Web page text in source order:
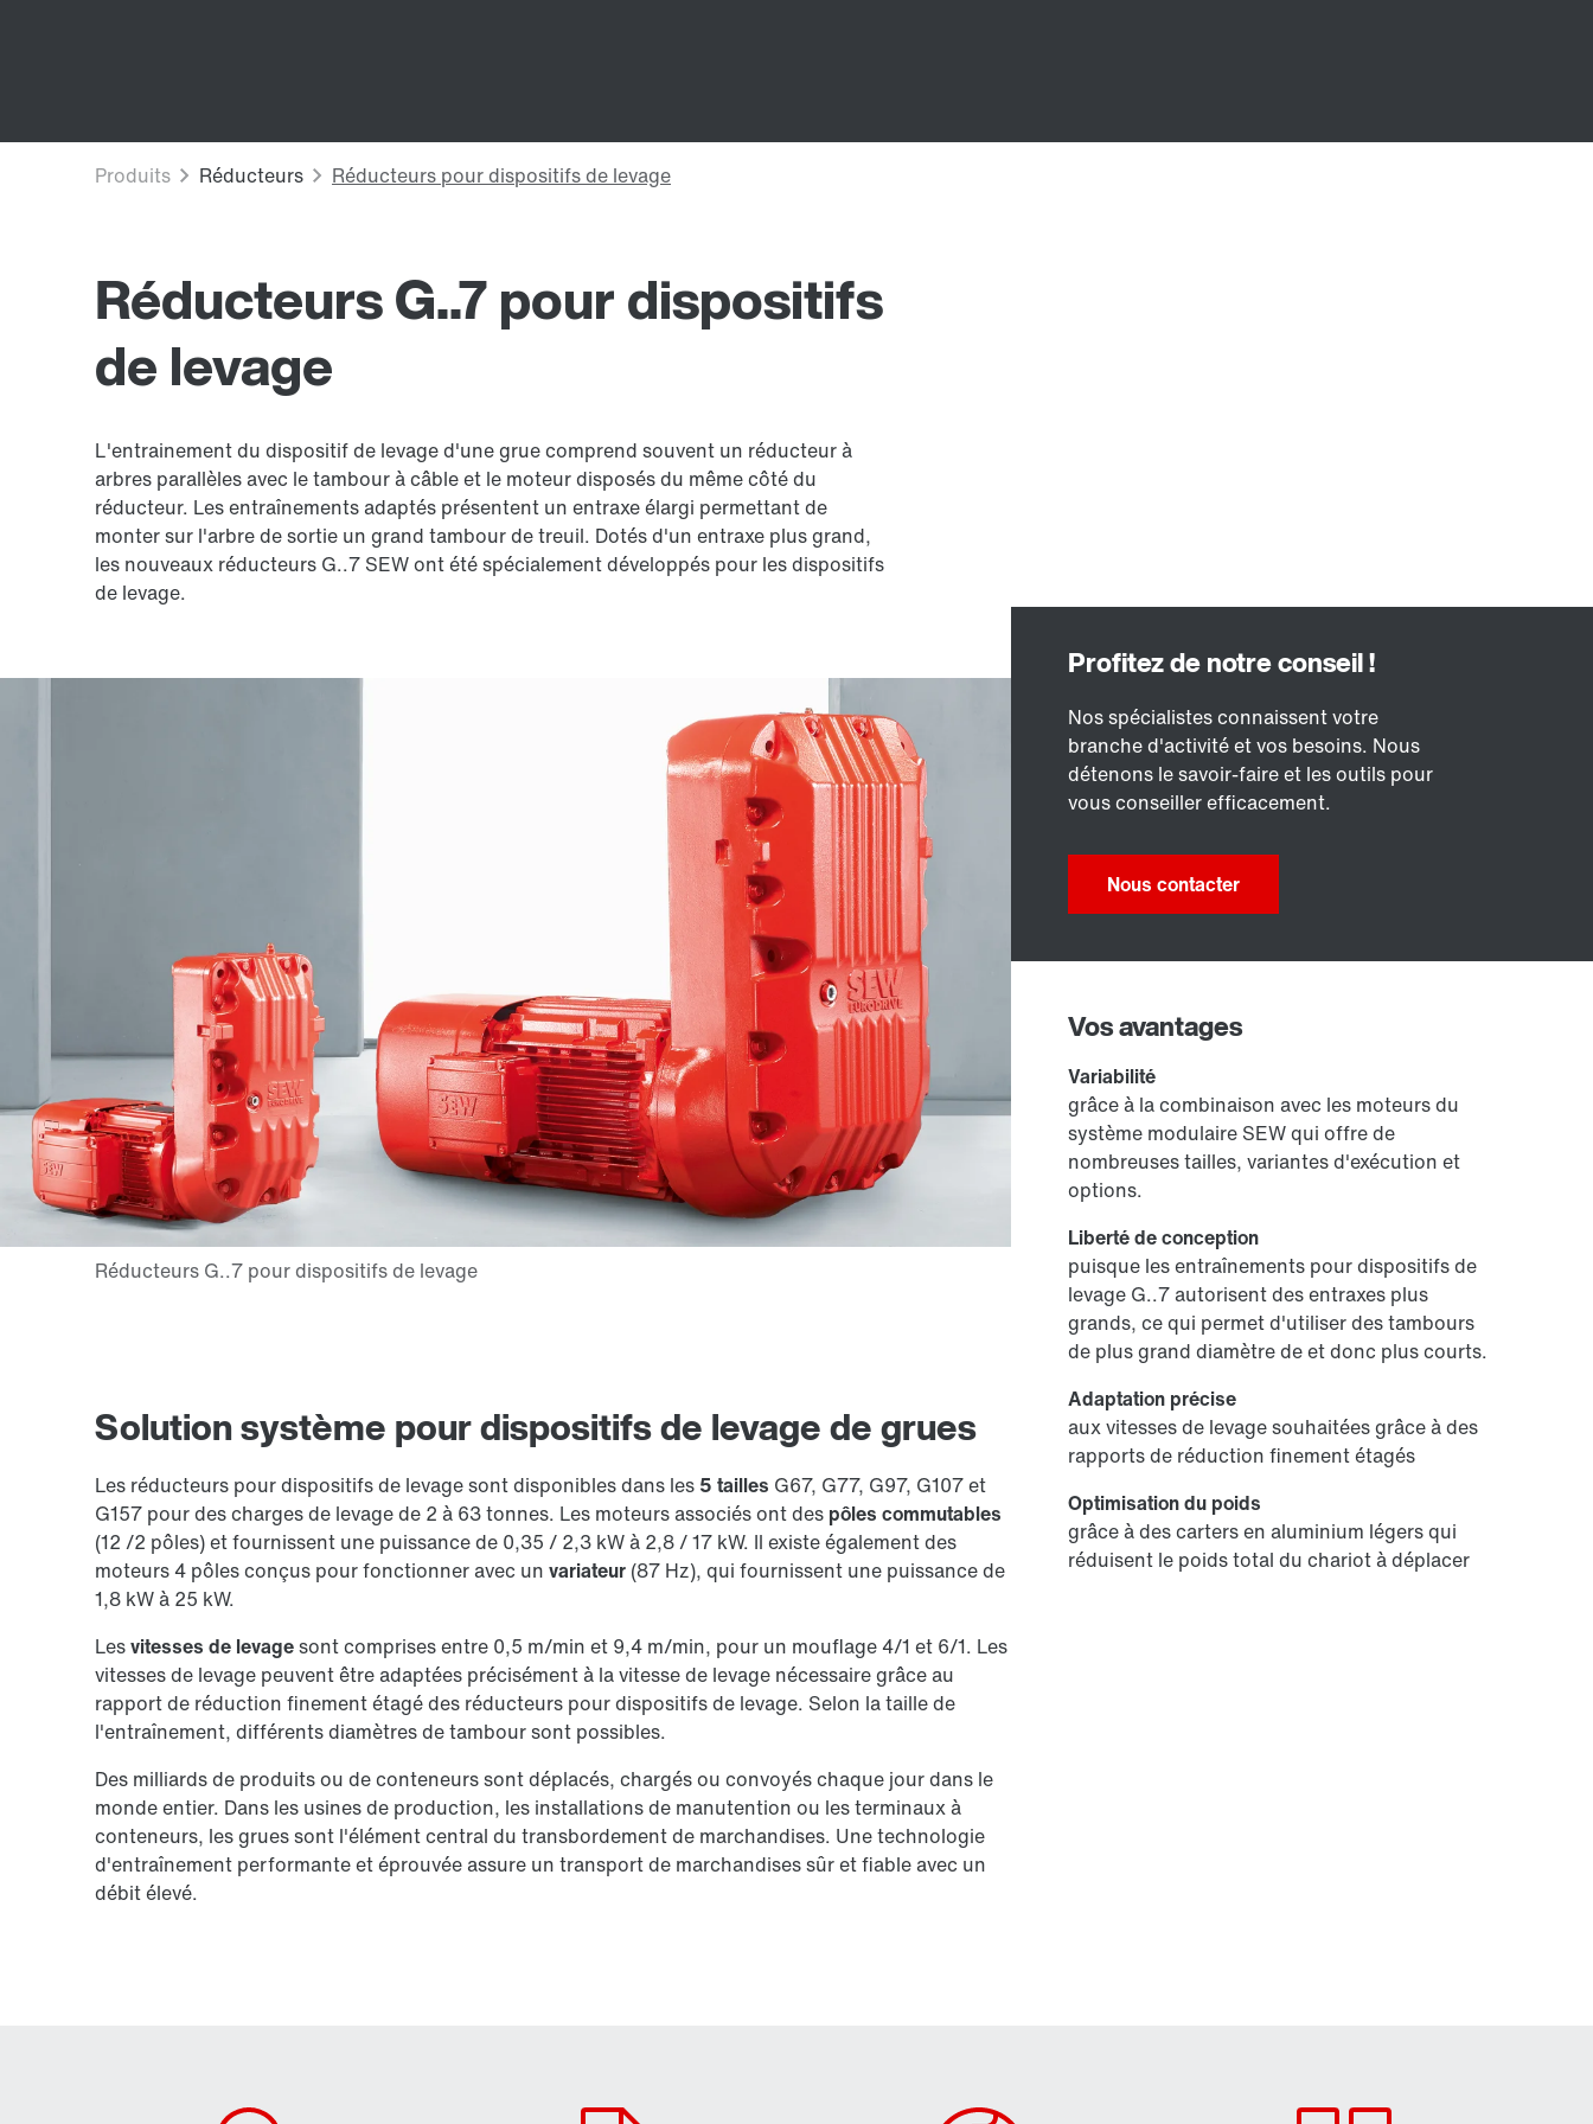
Réducteurs G..7 pour dispositifs
de levage
L'entrainement du dispositif de levage d'une grue comprend souvent un réducteur à
arbres parallèles avec le tambour à câble et le moteur disposés du même côté du
réducteur. Les entraînements adaptés présentent un entraxe élargi permettant de
monter sur l'arbre de sortie un grand tambour de treuil. Dotés d'un entraxe plus grand,
les nouveaux réducteurs G..7 SEW ont été spécialement développés pour les dispositifs
de levage.
Solution système pour dispositifs de levage de grues
Les réducteurs pour dispositifs de levage sont disponibles dans les 5 tailles G67, G77, G97, G107 et
G157 pour des charges de levage de 2 à 63 tonnes. Les moteurs associés ont des pôles commutables
(12 /2 pôles) et fournissent une puissance de 0,35 / 2,3 kW à 2,8 / 17 kW. Il existe également des
moteurs 4 pôles conçus pour fonctionner avec un variateur (87 Hz), qui fournissent une puissance de
1,8 kW à 25 kW.
Lesvitesses de levagesont comprises entre 0,5 m/min et 9,4 m/min, pour un mouflage 4/1 et 6/1. Les
vitesses de levage peuvent être adaptées précisément à la vitesse de levage nécessaire grâce au
rapport de réduction finement étagé des réducteurs pour dispositifs de levage. Selon la taille de
l'entraînement, différents diamètres de tambour sont possibles.
Des milliards de produits ou de conteneurs sont déplacés, chargés ou convoyés chaque jour dans le
monde entier. Dans les usines de production, les installations de manutention ou les terminaux à
conteneurs, les grues sont l'élément central du transbordement de marchandises. Une technologie
d'entraînement performante et éprouvée assure un transport de marchandises sûr et fiable avec un
débit élevé.
Nos spécialistes connaissent votre
branche d'activité et vos besoins. Nous
détenons le savoir-faire et les outils pour
vous conseiller efficacement.
Nous contacter
Vos avantages
Variabilité
grâce à la combinaison avec les moteurs du
système modulaire SEW qui offre de
nombreuses tailles, variantes d'exécution et
options.
Liberté de conception
puisque les entraînements pour dispositifs de
levage G..7 autorisent des entraxes plus
grands, ce qui permet d'utiliser des tambours
de plus grand diamètre de et donc plus courts.
Adaptation précise
aux vitesses de levage souhaitées grâce à des
rapports de réduction finement étagés
Optimisation du poids
grâce à des carters en aluminium légers qui
réduisent le poids total du chariot à déplacer